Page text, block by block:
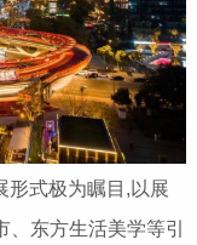
形式极为瞩目,以展
东方生活美学等引